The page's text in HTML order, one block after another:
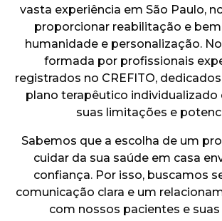
vasta experiência em São Paulo,
proporcionar reabilitação e
humanidade e personalização.
formada por profissionais
registrados no CREFITO,
plano terapêutico individualizado
suas limitações e
Sabemos que a escolha de um
cuidar da sua saúde em casa
confiança. Por isso, buscamos
comunicação clara e um
com nossos pacientes e